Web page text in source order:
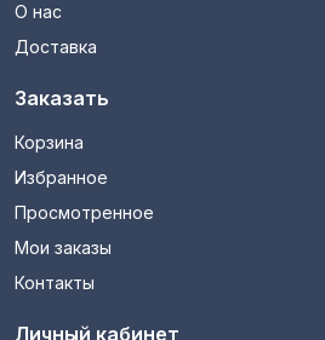
О нас
Доставка
Заказать
Корзина
Избранное
Просмотренное
Мои заказы
Контакты
Личный кабинет